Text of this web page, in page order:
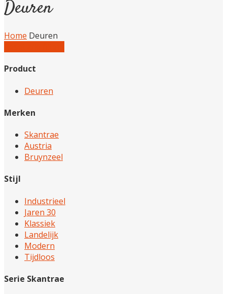
Deuren
Home Deuren
Product
Deuren
Merken
Skantrae
Austria
Bruynzeel
Stijl
Industrieel
Jaren 30
Klassiek
Landelijk
Modern
Tijdloos
Serie Skantrae